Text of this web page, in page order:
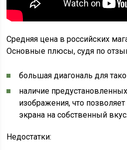
Средняя цена в российских
Основные плюсы, судя по
большая диагональ для
наличие
изображения, что
экрана на собственный вкус.
Недостатки: